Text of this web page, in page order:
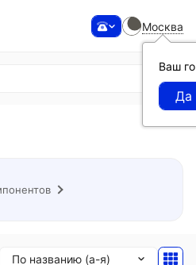
Москва
Ваш
По названию (а-я)